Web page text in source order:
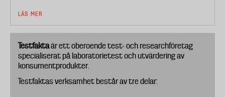
LÄS MER
Testfaktaär ett oberoende test- och researchföretag
specialiserat på laboratorietest och utvärdering av
konsumentprodukter.
Testfaktas verksamhet består av tre delar: